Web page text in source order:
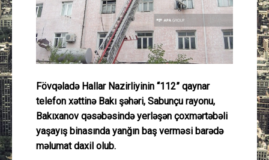
İdman
Layihə
Gündəm
Cəmiyyət
Fövqəladə Hallar Nazirliyinin “112” qaynar
telefon xəttinə Bakı şəhəri, Sabunçu rayonu,
Bakıxanov qəsəbəsində yerləşən çoxmərtəbəli
yaşayış binasında yanğın baş verməsi barədə
məlumat daxil olub.